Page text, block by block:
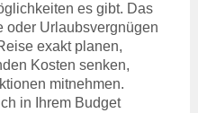
es gibt. Das
oder Urlaubsvergnügen
exakt planen,
Kosten senken,
mitnehmen.
in Ihrem Budget